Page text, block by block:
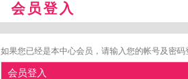
会员登入
如果您已经是本中心会员，请输入您的帐号及密
会员登入